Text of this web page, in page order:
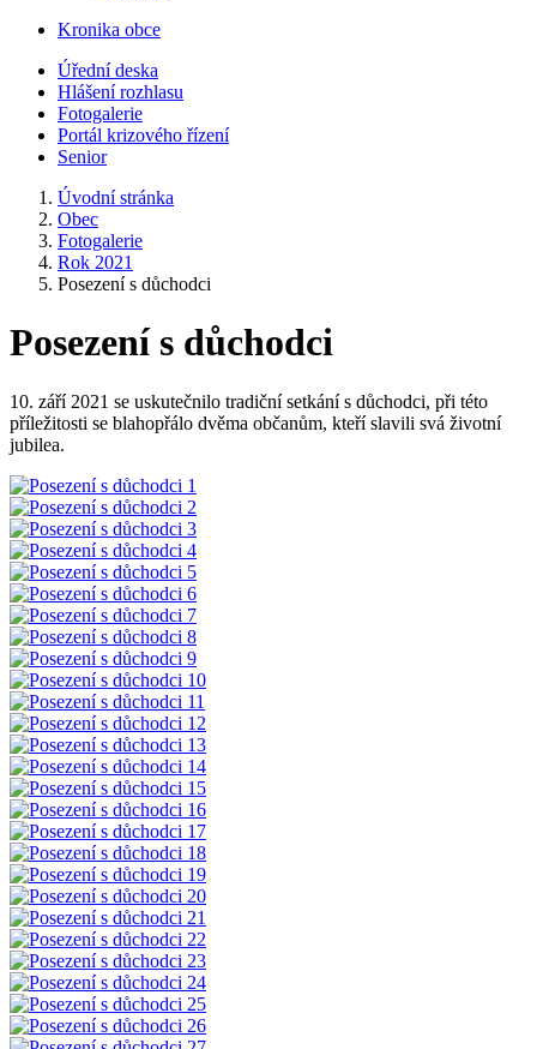
Kronika obce
Úřední deska
Hlášení rozhlasu
Fotogalerie
Portál krizového řízení
Senior
Úvodní stránka
Obec
Fotogalerie
Rok 2021
Posezení s důchodci
Posezení s důchodci
10. září 2021 se uskutečnilo tradiční setkání s důchodci, při této
příležitosti se blahopřálo dvěma občanům, kteří slavili svá životní
jubilea.